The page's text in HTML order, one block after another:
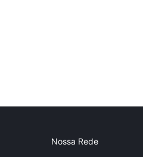
Nossa Rede